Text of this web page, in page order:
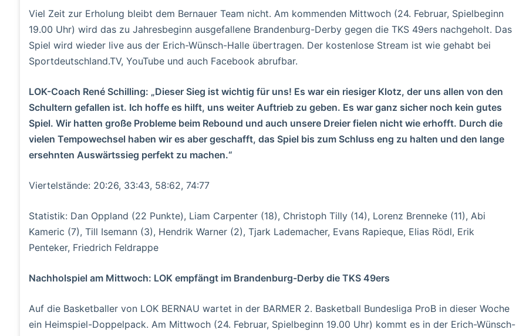
Viel Zeit zur Erholung bleibt dem Bernauer Team nicht. Am kommenden Mittwoch (24. Februar, Spielbeginn
19.00 Uhr) wird das zu Jahresbeginn ausgefallene Brandenburg-Derby gegen die TKS 49ers nachgeholt. Das
Spiel wird wieder live aus der Erich-Wünsch-Halle übertragen. Der kostenlose Stream ist wie gehabt bei
Sportdeutschland.TV, YouTube und auch Facebook abrufbar.
LOK-Coach René Schilling: „Dieser Sieg ist wichtig für uns! Es war ein riesiger Klotz, der uns allen von den
Schultern gefallen ist. Ich hoffe es hilft, uns weiter Auftrieb zu geben. Es war ganz sicher noch kein gutes
Spiel. Wir hatten große Probleme beim Rebound und auch unsere Dreier fielen nicht wie erhofft. Durch die
vielen Tempowechsel haben wir es aber geschafft, das Spiel bis zum Schluss eng zu halten und den lange
ersehnten Auswärtssieg perfekt zu machen.“
Viertelstände: 20:26, 33:43, 58:62, 74:77
Statistik: Dan Oppland (22 Punkte), Liam Carpenter (18), Christoph Tilly (14), Lorenz Brenneke (11), Abi
Kameric (7), Till Isemann (3), Hendrik Warner (2), Tjark Lademacher, Evans Rapieque, Elias Rödl, Erik
Penteker, Friedrich Feldrappe
Nachholspiel am Mittwoch: LOK empfängt im Brandenburg-Derby die TKS 49ers
Auf die Basketballer von LOK BERNAU wartet in der BARMER 2. Basketball Bundesliga ProB in dieser Woche
ein Heimspiel-Doppelpack. Am Mittwoch (24. Februar, Spielbeginn 19.00 Uhr) kommt es in der Erich-Wünsch-